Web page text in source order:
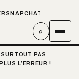
SNAPCHAT
⌕
PAS
L’ERREUR !